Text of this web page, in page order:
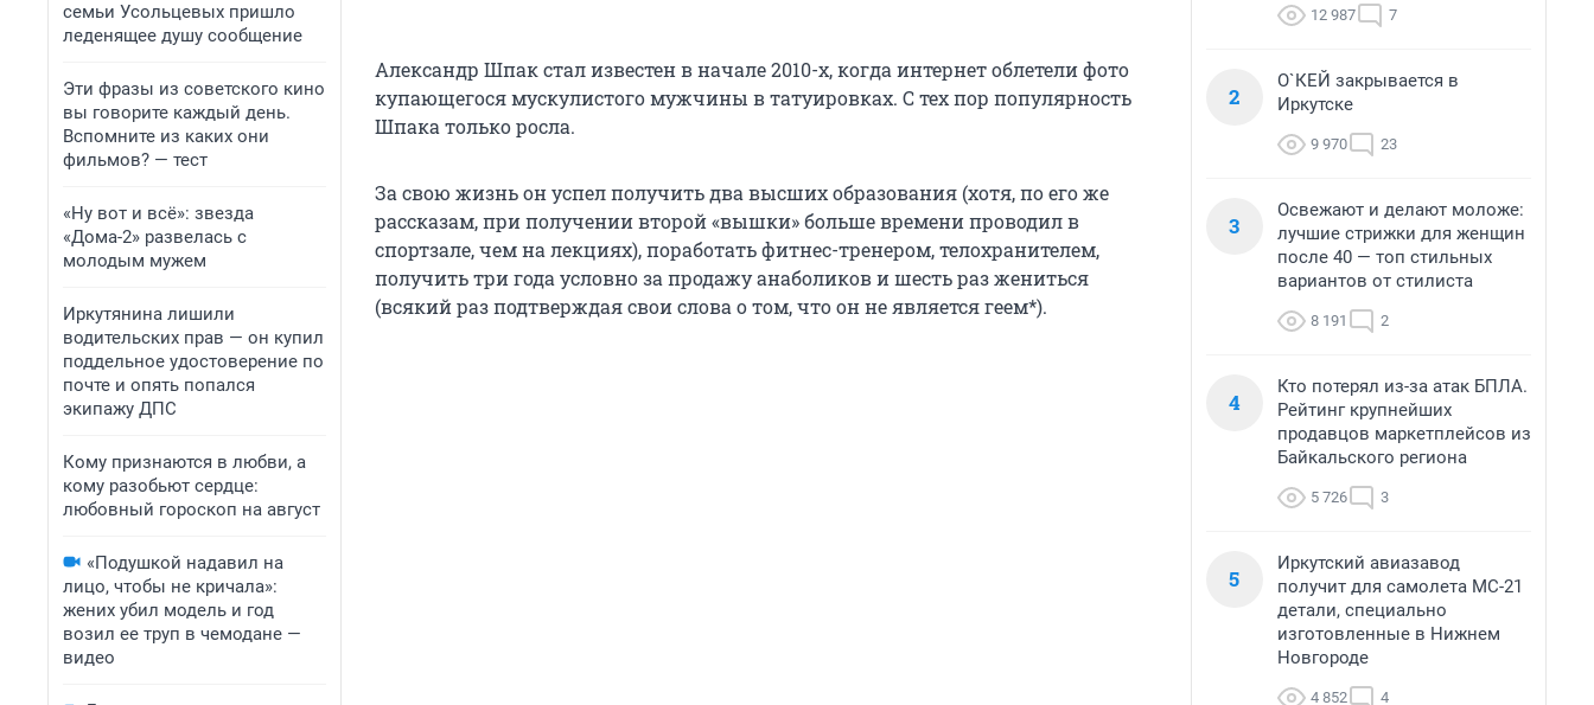
семьи Усольцевых пришло
леденящее душу сообщение
Эти фразы из советского кино
вы говорите каждый день.
Вспомните из каких они
фильмов? — тест
«Ну вот и всё»: звезда
«Дома-2» развелась с
молодым мужем
Иркутянина лишили
водительских прав — он купил
поддельное удостоверение по
почте и опять попался
экипажу ДПС
Кому признаются в любви, а
кому разобьют сердце:
любовный гороскоп на август
«Подушкой надавил на
лицо, чтобы не кричала»:
жених убил модель и год
возил ее труп в чемодане —
видео
Александр Шпак стал известен в начале 2010-х, когда интернет облетели фото
купающегося мускулистого мужчины в татуировках. С тех пор популярность
Шпака только росла.
За свою жизнь он успел получить два высших образования (хотя, по его же
рассказам, при получении второй «вышки» больше времени проводил в
спортзале, чем на лекциях), поработать фитнес-тренером, телохранителем,
получить три года условно за продажу анаболиков и шесть раз жениться
(всякий раз подтверждая свои слова о том, что он не является геем*).
12 987 7
2
О`КЕЙ закрывается в
Иркутске
9 970 23
3
Освежают и делают моложе:
лучшие стрижки для женщин
после 40 — топ стильных
вариантов от стилиста
8 191 2
4
Кто потерял из-за атак БПЛА.
Рейтинг крупнейших
продавцов маркетплейсов из
Байкальского региона
5 726 3
5
Иркутский авиазавод
получит для самолета МС-21
детали, специально
изготовленные в Нижнем
Новгороде
4 852 4